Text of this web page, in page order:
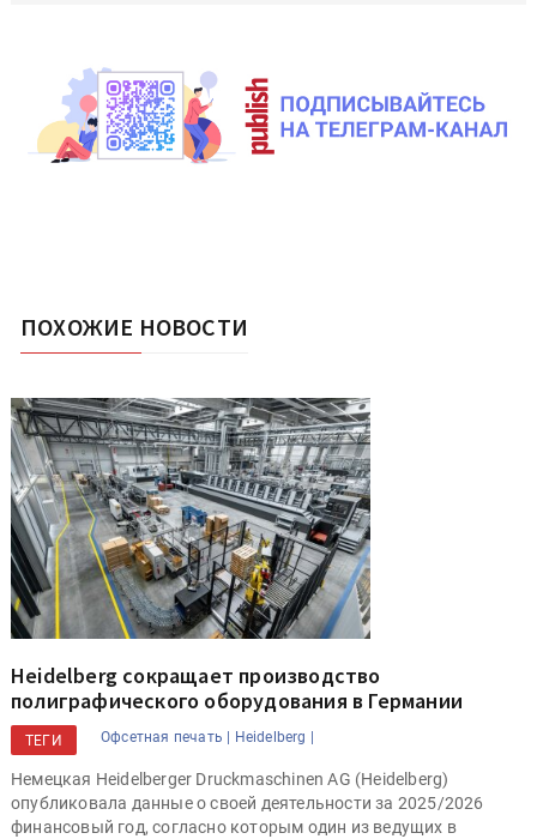
ПОХОЖИЕ НОВОСТИ
Heidelberg сокращает производство
полиграфического оборудования в Германии
ТЕГИ Офсетная печать | Heidelberg |
Немецкая Heidelberger Druckmaschinen AG (Heidelberg)
опубликовала данные о своей деятельности за 2025/2026
финансовый год, согласно которым один из ведущих в